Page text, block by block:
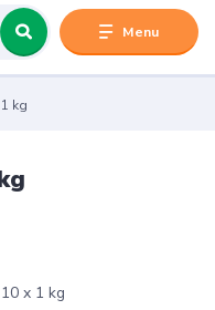
Menu
kg